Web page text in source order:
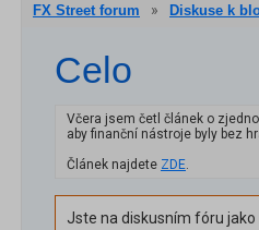
FX Street forum » Diskuse k
Celo
Včera jsem četl článek o
aby finanční nástroje byly bez
Článek najdete ZDE.
Jste na diskusním fóru